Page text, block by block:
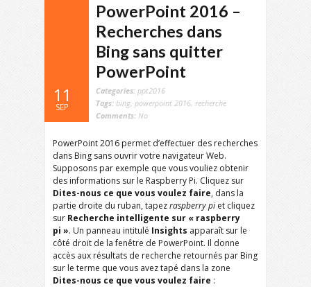
11
SEP
PowerPoint 2016 –
Recherches dans
Bing sans quitter
PowerPoint
Categories: ppt2016
Tags: bing powerpoint 2016 recherche
Comments: No
PowerPoint 2016 permet d’effectuer des recherches
dans Bing sans ouvrir votre navigateur Web.
Supposons par exemple que vous vouliez obtenir
des informations sur le Raspberry Pi. Cliquez sur
Dites-nous ce que vous voulez faire, dans la
partie droite du ruban, tapezraspberry pi et cliquez
sur Recherche intelligente sur « raspberry
pi ». Un panneau intitulé Insights apparaît sur le
côté droit de la fenêtre de PowerPoint. Il donne
accès aux résultats de recherche retournés par Bing
sur le terme que vous avez tapé dans la zone
Dites-nous ce que vous voulez faire :